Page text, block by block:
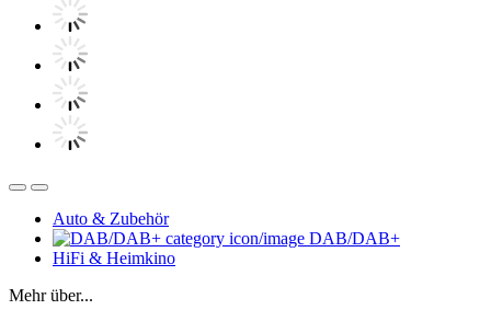
Auto & Zubehör
DAB/DAB+
HiFi & Heimkino
Mehr über...